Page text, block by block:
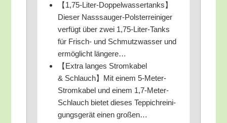
【1,75-Liter-Doppelwassertanks】
Dieser Nass­sauger-Pols­ter­rei­ni­ger
ver­fügt über zwei 1,75-Liter-Tanks
für Frisch- und Schmutz­was­ser und
ermög­licht längere…
【Extra lan­ges Strom­ka­bel
& Schlauch】Mit einem 5‑Me­ter-
Strom­ka­bel und einem 1,7‑Meter-
Schlauch bie­tet die­ses Tep­pich­rei­ni­
gungs­ge­rät einen großen…